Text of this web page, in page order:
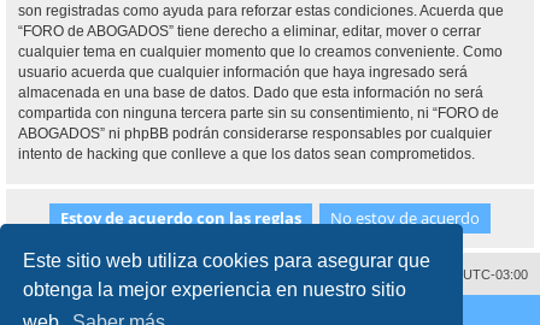
Este sitio web utiliza cookies para asegurar que
obtenga la mejor experiencia en nuestro sitio
son registradas como ayuda para reforzar estas condiciones. Acuerda que
“FORO de ABOGADOS” tiene derecho a eliminar, editar, mover o cerrar
cualquier tema en cualquier momento que lo creamos conveniente. Como
usuario acuerda que cualquier información que haya ingresado será
almacenada en una base de datos. Dado que esta información no será
compartida con ninguna tercera parte sin su consentimiento, ni “FORO de
ABOGADOS” ni phpBB podrán considerarse responsables por cualquier
intento de hacking que conlleve a que los datos sean comprometidos.
Todos los horarios son UTC-03:00
Borrar cookies
Desarrollado por ® Forum Software © phpBB Limited